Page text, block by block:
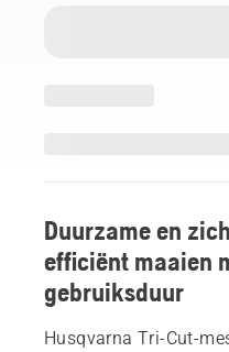
Duurzame en
efficiënt maaien
gebruiksduur
Husqvarna Tri-Cut-